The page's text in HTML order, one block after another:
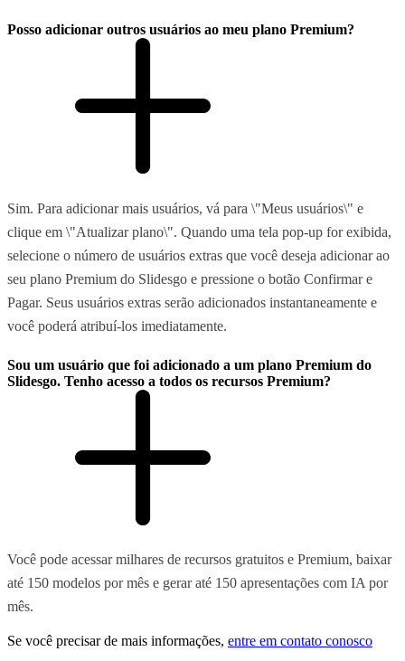
Posso adicionar outros usuários ao meu plano Premium?
Sim. Para adicionar mais usuários, vá para \"Meus usuários\" e
clique em \"Atualizar plano\". Quando uma tela pop-up for exibida,
selecione o número de usuários extras que você deseja adicionar ao
seu plano Premium do Slidesgo e pressione o botão Confirmar e
Pagar. Seus usuários extras serão adicionados instantaneamente e
você poderá atribuí-los imediatamente.
Sou um usuário que foi adicionado a um plano Premium do
Slidesgo. Tenho acesso a todos os recursos Premium?
Você pode acessar milhares de recursos gratuitos e Premium, baixar
até 150 modelos por mês e gerar até 150 apresentações com IA por
mês.
Se você precisar de mais informações, entre em contato conosco